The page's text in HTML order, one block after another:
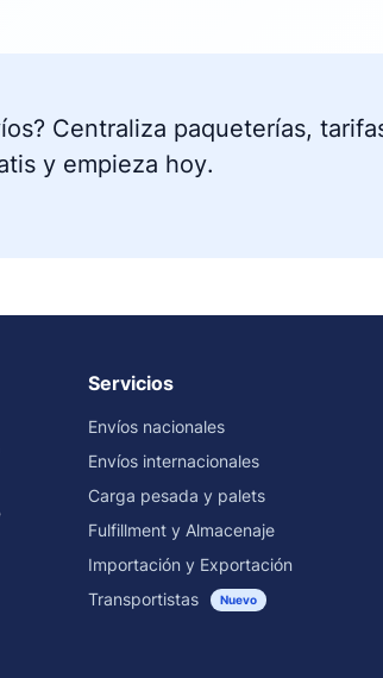
? Centraliza paqueterías,
y empieza hoy.
Servicios
Envíos nacionales
Envíos internacionales
Carga pesada y palets
Fulfillment y Almacenaje
Importación y Exportación
Transportistas
Nuevo